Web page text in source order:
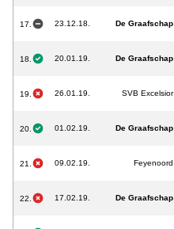
17. 23.12.18. De Graafschap
18. 20.01.19. De Graafschap
19. 26.01.19. SVB Excelsior
20. 01.02.19. De Graafschap
21. 09.02.19. Feyenoord
22. 17.02.19. De Graafschap